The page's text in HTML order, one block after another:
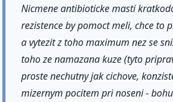
Nicmene antibioticke masti
rezistence by pomoct meli, chce to
a vytezit z toho maximum nez se
toho ze namazana kuze (tyto
proste nechutny jak cichove,
mizernym pocitem pri noseni -